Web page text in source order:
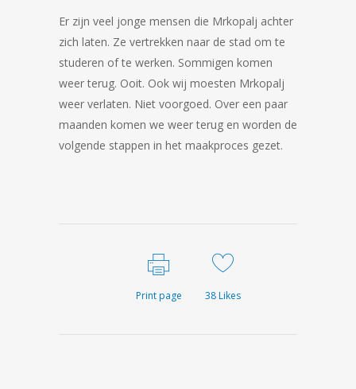
Er zijn veel jonge mensen die Mrkopalj achter
zich laten. Ze vertrekken naar de stad om te
studeren of te werken. Sommigen komen
weer terug. Ooit. Ook wij moesten Mrkopalj
weer verlaten. Niet voorgoed. Over een paar
maanden komen we weer terug en worden de
volgende stappen in het maakproces gezet.
Print page 38Likes